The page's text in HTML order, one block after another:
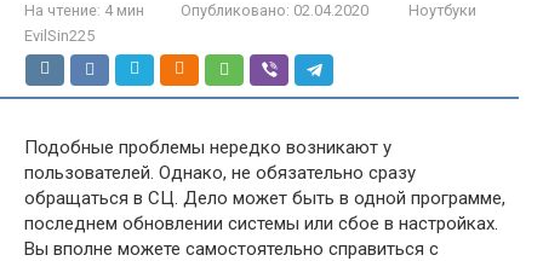
На чтение: 4 мин Опубликовано: 02.04.2020
Ноутбуки
EvilSin225
Подобные проблемы нередко возникают у
пользователей. Однако, не обязательно сразу
обращаться в СЦ. Дело может быть в одной программе,
последнем обновлении системы или сбое в настройках.
Вы вполне можете самостоятельно справиться с